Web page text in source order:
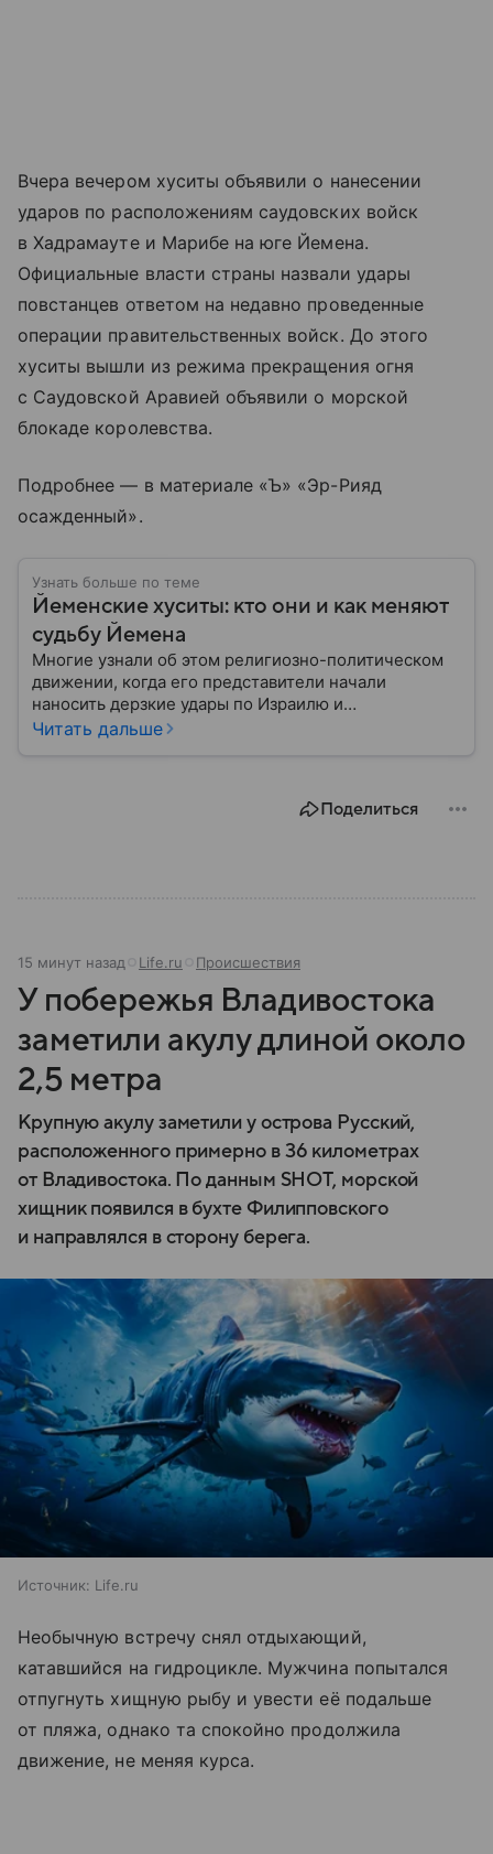
Вчера вечером хуситы объявили о нанесении
ударов по расположениям саудовских войск
в Хадрамауте и Марибе на юге Йемена.
Официальные власти страны назвали удары
повстанцев ответом на недавно проведенные
операции правительственных войск. До этого
хуситы вышли из режима прекращения огня
с Саудовской Аравией объявили о морской
блокаде королевства.
Подробнее — в материале «Ъ» «Эр-Рияд
осажденный».
Узнать больше по теме
Йеменские хуситы: кто они и как меняют
судьбу Йемена
Многие узнали об этом религиозно-политическом
движении, когда его представители начали
наносить дерзкие удары по Израилю и
терроризировать корабли, связанные с этим
рамках Ближневосточного конфликта. Подробней
Читать дальше
Поделиться
15 минут назад Life.ru Происшествия
У побережья Владивостока
заметили акулу длиной около
2,5 метра
Крупную акулу заметили у острова Русский,
расположенного примерно в 36 километрах
от Владивостока. По данным SHOT, морской
хищник появился в бухте Филипповского
и направлялся в сторону берега.
Источник: Life.ru
Необычную встречу снял отдыхающий,
катавшийся на гидроцикле. Мужчина попытался
отпугнуть хищную рыбу и увести её подальше
от пляжа, однако та спокойно продолжила
движение, не меняя курса.